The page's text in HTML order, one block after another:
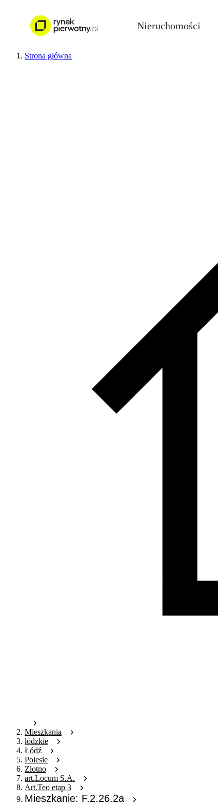
Nieruchomości
Strona główna
Mieszkania
łódzkie
Łódź
Polesie
Złotno
art.Locum S.A.
Art.Teo etap 3
Mieszkanie: F.2.26.2a